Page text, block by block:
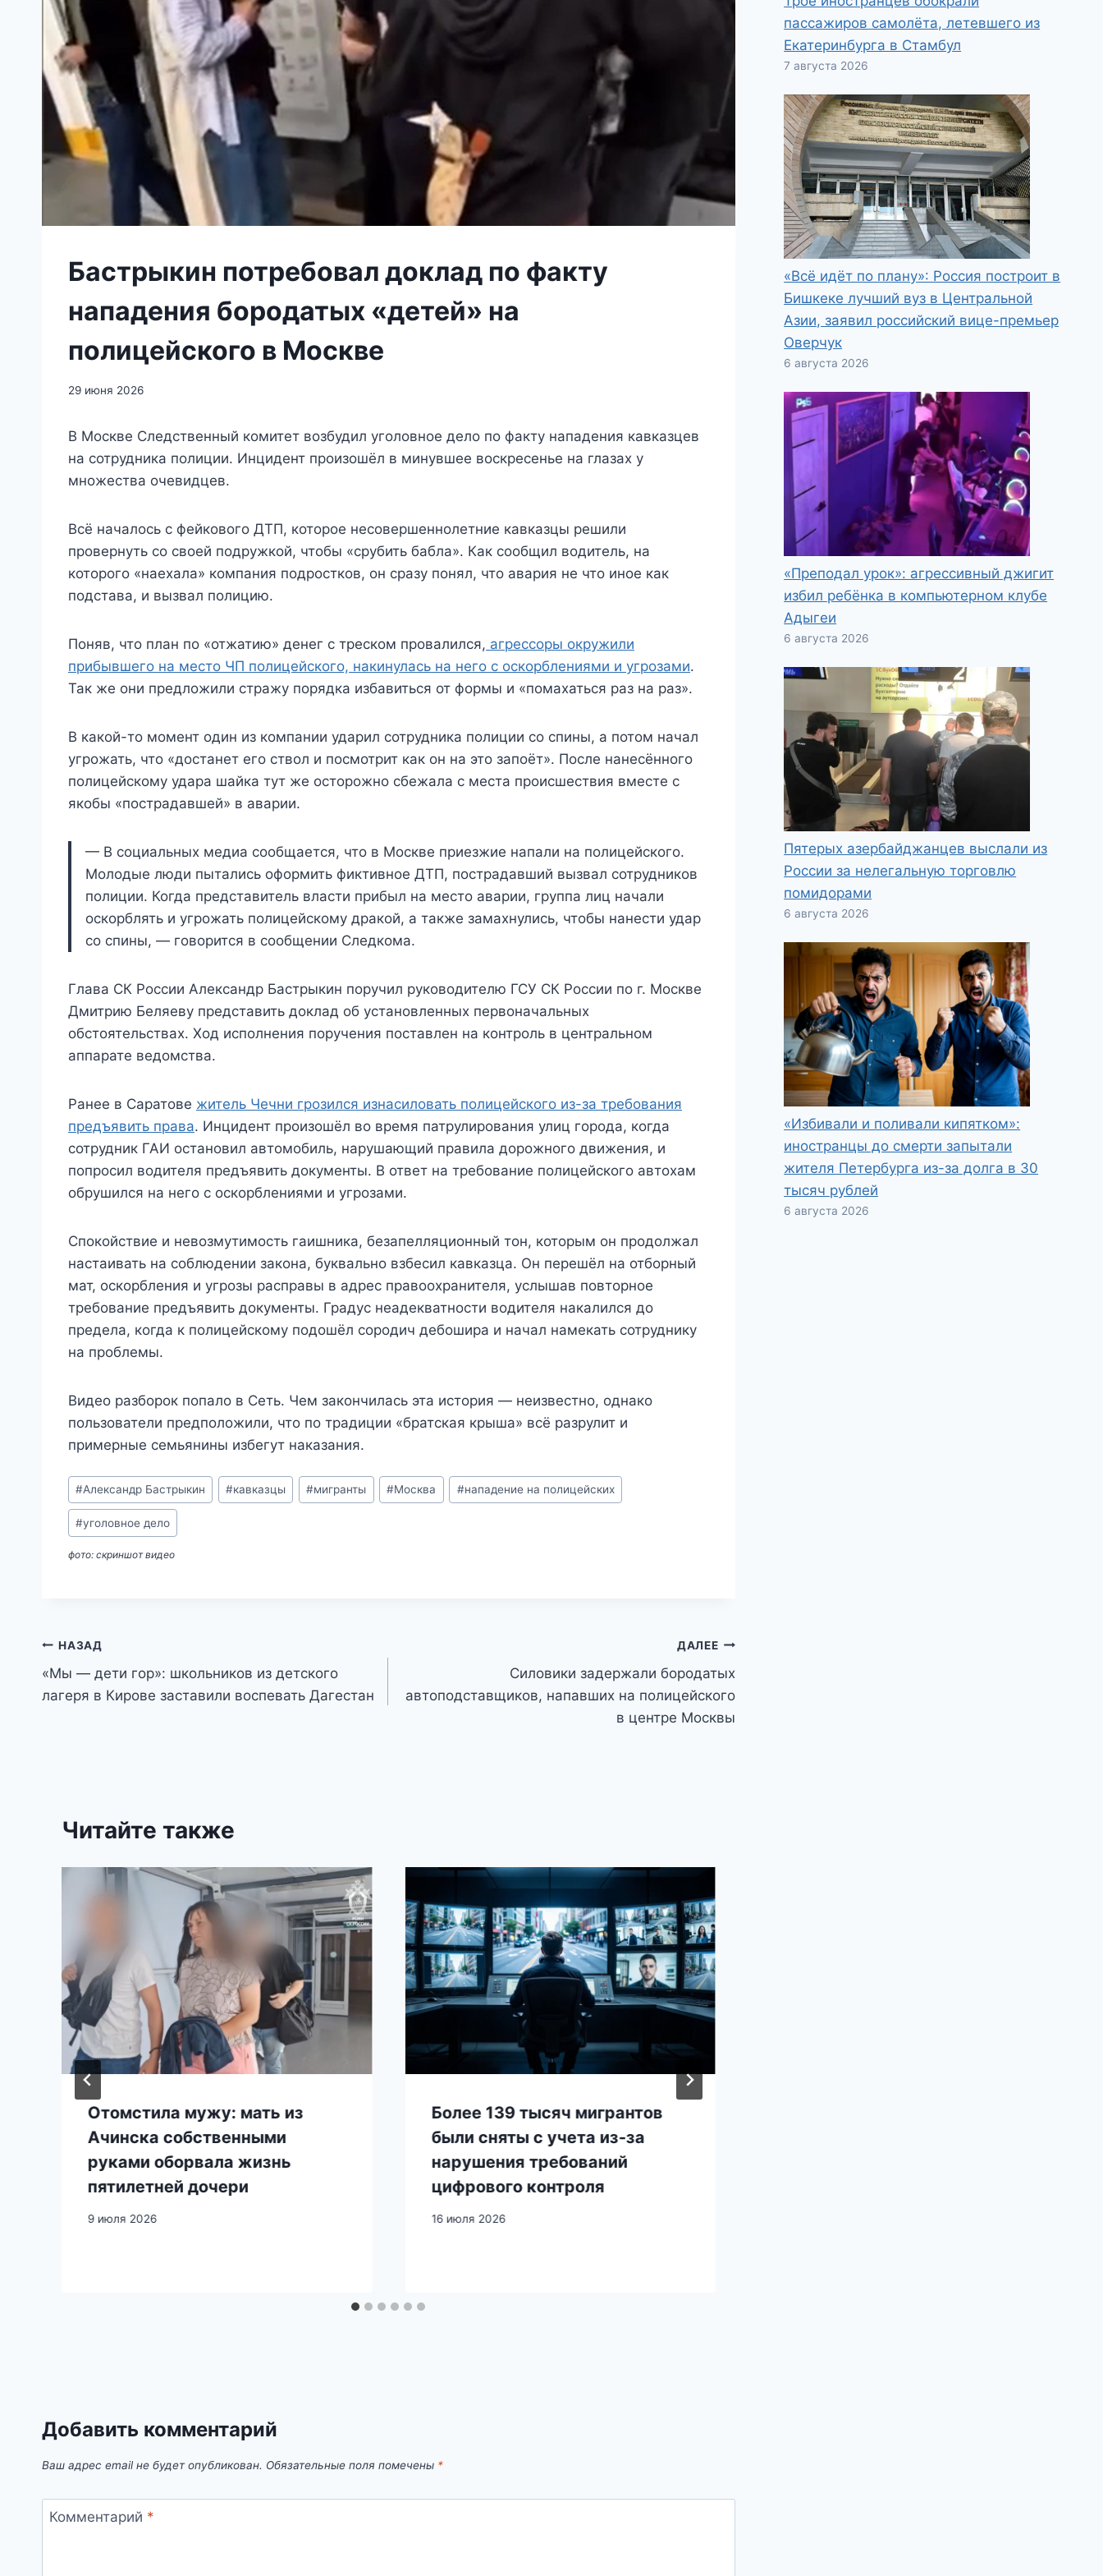
Бастрыкин потребовал доклад по факту
нападения бородатых «детей» на
полицейского в Москве
29 июня 2026
В Москве Следственный комитет возбудил уголовное дело по факту нападения кавказцев
на сотрудника полиции. Инцидент произошёл в минувшее воскресенье на глазах у
множества очевидцев.
Всё началось с фейкового ДТП, которое несовершеннолетние кавказцы решили
провернуть со своей подружкой, чтобы «срубить бабла». Как сообщил водитель, на
которого «наехала» компания подростков, он сразу понял, что авария не что иное как
подстава, и вызвал полицию.
Поняв, что план по «отжатию» денег с треском провалился, агрессоры окружили
прибывшего на место ЧП полицейского, накинулась на него с оскорблениями и угрозами.
Так же они предложили стражу порядка избавиться от формы и «помахаться раз на раз».
В какой-то момент один из компании ударил сотрудника полиции со спины, а потом начал
угрожать, что «достанет его ствол и посмотрит как он на это запоёт». После нанесённого
полицейскому удара шайка тут же осторожно сбежала с места происшествия вместе с
якобы «пострадавшей» в аварии.
— В социальных медиа сообщается, что в Москве приезжие напали на полицейского.
Молодые люди пытались оформить фиктивное ДТП, пострадавший вызвал сотрудников
полиции. Когда представитель власти прибыл на место аварии, группа лиц начали
оскорблять и угрожать полицейскому дракой, а также замахнулись, чтобы нанести удар
со спины, — говорится в сообщении Следкома.
Глава СК России Александр Бастрыкин поручил руководителю ГСУ СК России по г. Москве
Дмитрию Беляеву представить доклад об установленных первоначальных
обстоятельствах. Ход исполнения поручения поставлен на контроль в центральном
аппарате ведомства.
Ранее в Саратове житель Чечни грозился изнасиловать полицейского из-за требования
предъявить права. Инцидент произошёл во время патрулирования улиц города, когда
сотрудник ГАИ остановил автомобиль, нарушающий правила дорожного движения, и
попросил водителя предъявить документы. В ответ на требование полицейского автохам
обрушился на него с оскорблениями и угрозами.
Спокойствие и невозмутимость гаишника, безапелляционный тон, которым он продолжал
настаивать на соблюдении закона, буквально взбесил кавказца. Он перешёл на отборный
мат, оскорбления и угрозы расправы в адрес правоохранителя, услышав повторное
требование предъявить документы. Градус неадекватности водителя накалился до
предела, когда к полицейскому подошёл сородич дебошира и начал намекать сотруднику
на проблемы.
Видео разборок попало в Сеть. Чем закончилась эта история — неизвестно, однако
пользователи предположили, что по традиции «братская крыша» всё разрулит и
примерные семьянины избегут наказания.
Метки
записи:
#Александр Бастрыкин #кавказцы #мигранты #Москва #нападение на полицейских
#уголовное дело
фото: скриншот видео
Навигация
по
НАЗАД
«Мы — дети гор»: школьников из детского
лагеря в Кирове заставили воспевать Дагестан
ДАЛЕЕ
Силовики задержали бородатых
автоподставщиков, напавших на полицейского
в центре Москвы
Читайте также
Отомстила мужу: мать из
Ачинска собственными
руками оборвала жизнь
пятилетней дочери
9 июля 2026
Более 139 тысяч мигрантов
были сняты с учета из-за
нарушения требований
цифрового контроля
16 июля 2026
Добавить комментарий
Ваш адрес email не будет опубликован. Обязательные поля помечены *
Комментарий *
пассажиров самолёта, летевшего из
Екатеринбурга в Стамбул
7 августа 2026
«Всё идёт по плану»: Россия построит в
Бишкеке лучший вуз в Центральной
Азии, заявил российский вице-премьер
Оверчук
6 августа 2026
«Преподал урок»: агрессивный джигит
избил ребёнка в компьютерном клубе
Адыгеи
6 августа 2026
Пятерых азербайджанцев выслали из
России за нелегальную торговлю
помидорами
6 августа 2026
«Избивали и поливали кипятком»:
иностранцы до смерти запытали
жителя Петербурга из-за долга в 30
тысяч рублей
6 августа 2026